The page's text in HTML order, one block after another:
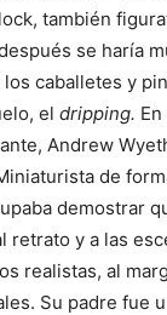
también
se haría
caballetes y
el dripping.
Andrew
de
demostrar
retrato y a las
realistas, al
Su padre fue